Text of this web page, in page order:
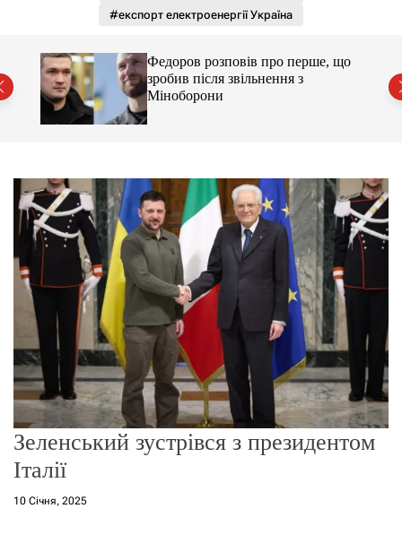
о
е
ж
и
м
у
#експорт електроенергії Україна
Федоров розповів про перше, що
зробив після звільнення з
Міноборони
Зеленський зустрівся з президентом
Італії
10 Січня, 2025